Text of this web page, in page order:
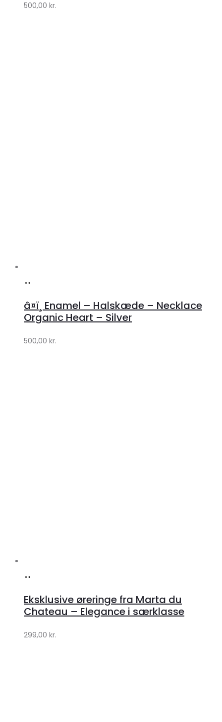
Lykke
500,00 kr.
Lykke
by
Lykke
â¤ï¸ Enamel – Halskæde – Necklace
Organic Heart – Silver
500,00 kr.
Klædeskabet.dk
Eksklusive øreringe fra Marta du
Chateau – Elegance i særklasse
299,00 kr.